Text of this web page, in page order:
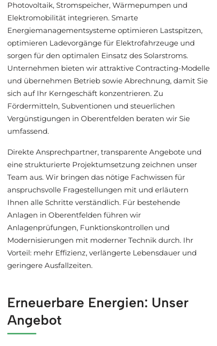
Photovoltaik, Stromspeicher, Wärmepumpen und
Elektromobilität integrieren. Smarte
Energiemanagementsysteme optimieren Lastspitzen,
optimieren Ladevorgänge für Elektrofahrzeuge und
sorgen für den optimalen Einsatz des Solarstroms.
Unternehmen bieten wir attraktive Contracting-Modelle
und übernehmen Betrieb sowie Abrechnung, damit Sie
sich auf Ihr Kerngeschäft konzentrieren. Zu
Fördermitteln, Subventionen und steuerlichen
Vergünstigungen in Oberentfelden beraten wir Sie
umfassend.
Direkte Ansprechpartner, transparente Angebote und
eine strukturierte Projektumsetzung zeichnen unser
Team aus. Wir bringen das nötige Fachwissen für
anspruchsvolle Fragestellungen mit und erläutern
Ihnen alle Schritte verständlich. Für bestehende
Anlagen in Oberentfelden führen wir
Anlagenprüfungen, Funktionskontrollen und
Modernisierungen mit moderner Technik durch. Ihr
Vorteil: mehr Effizienz, verlängerte Lebensdauer und
geringere Ausfallzeiten.
Erneuerbare Energien: Unser
Angebot